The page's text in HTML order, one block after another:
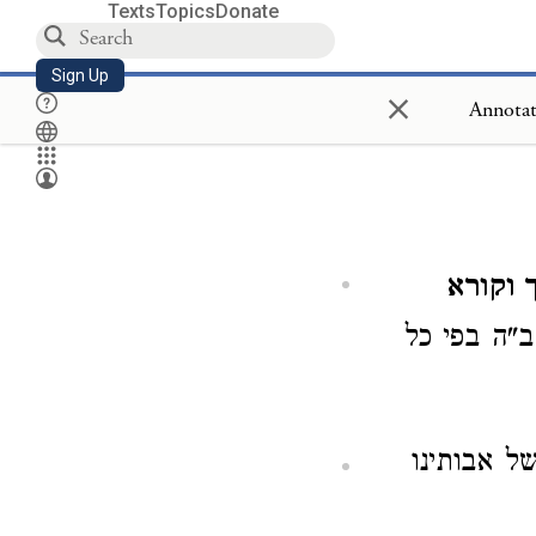
TextsTopicsDonate
Sign Up ×
וקורא
בפי כל
אבותינו